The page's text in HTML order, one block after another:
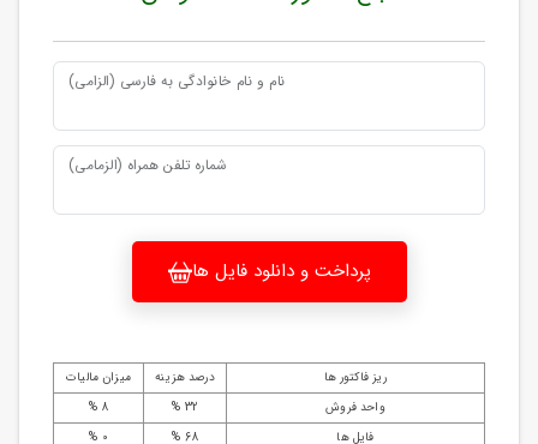
نام و نام خانوادگی به فارسی (الزامی)
شماره تلفن همراه (الزمامی)
پرداخت و دانلود فایل ها
ریز فاکتور ها درصد هزینه
میزان مالیات
واحد فروش
32 %
8 %
فایل ها
68 %
0 %